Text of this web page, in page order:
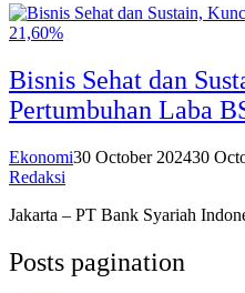
Bisnis Sehat dan
Pertumbuhan Laba
Ekonomi30 October 202430
Redaksi
Jakarta – PT Bank Syariah
Posts pagination